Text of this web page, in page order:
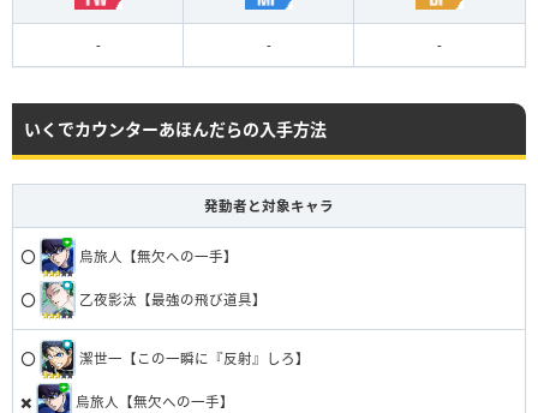
- - -
いくでカウンターあほんだらの入手方法
発動者と対象キャラ
⭕️ 烏旅人【無欠への一手】
⭕️ 乙夜影汰【最強の飛び道具】
⭕️ 潔世一【この一瞬に『反射』しろ】
✖️ 烏旅人【無欠への一手】